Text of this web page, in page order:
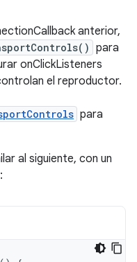
anterior,
para
onClickListeners
el reproductor.
para
al siguiente, con un